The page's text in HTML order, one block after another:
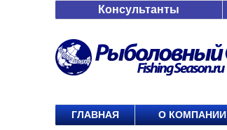
Консультанты
ГЛАВНАЯ О КОМПАНИИ